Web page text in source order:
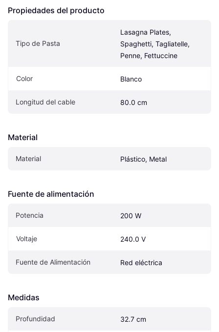
Propiedades del producto
Tipo de Pasta
Lasagna Plates,
Spaghetti, Tagliatelle,
Penne, Fettuccine
Color Blanco
Longitud del cable 80.0 cm
Material
Material Plástico, Metal
Fuente de alimentación
Potencia 200 W
Voltaje 240.0 V
Fuente de Alimentación Red eléctrica
Medidas
Profundidad 32.7 cm